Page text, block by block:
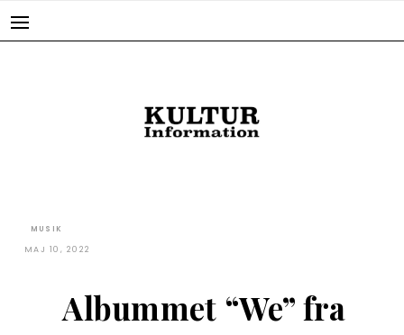
MUSIK
MAJ 10, 2022
Albummet “We” fra